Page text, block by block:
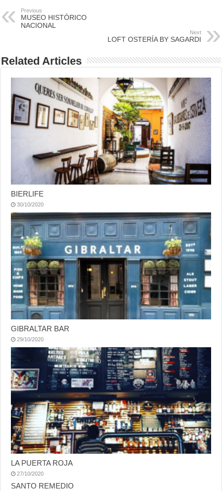
Previous
MUSEO HISTÓRICO
NACIONAL
Next
LOFT OSTERÍA BY SAGARDI
Related Articles
BIERLIFE
30/10/2020
GIBRALTAR BAR
29/10/2020
LA PUERTA ROJA
27/10/2020
SANTO REMEDIO